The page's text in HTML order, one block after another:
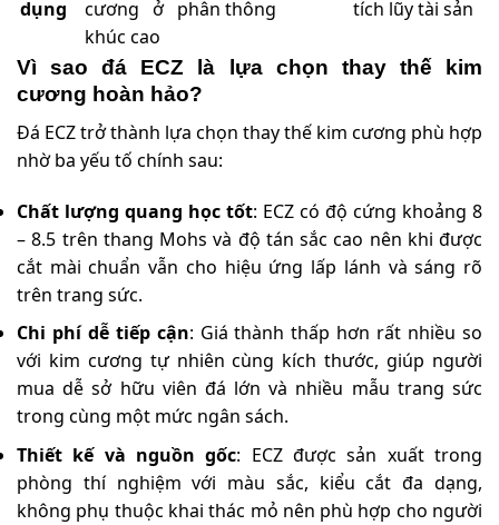
dụng
cương ở phân
khúc cao
thông
tích lũy tài sản
Vì sao đá ECZ là lựa chọn thay thế kim
cương hoàn hảo?
Đá ECZ trở thành lựa chọn thay thế kim cương phù hợp
nhờ ba yếu tố chính sau:
Chất lượng quang học tốt: ECZ có độ cứng khoảng 8
– 8.5 trên thang Mohs và độ tán sắc cao nên khi được
cắt mài chuẩn vẫn cho hiệu ứng lấp lánh và sáng rõ
trên trang sức.
Chi phí dễ tiếp cận: Giá thành thấp hơn rất nhiều so
với kim cương tự nhiên cùng kích thước, giúp người
mua dễ sở hữu viên đá lớn và nhiều mẫu trang sức
trong cùng một mức ngân sách.
Thiết kế và nguồn gốc: ECZ được sản xuất trong
phòng thí nghiệm với màu sắc, kiểu cắt đa dạng,
không phụ thuộc khai thác mỏ nên phù hợp cho người